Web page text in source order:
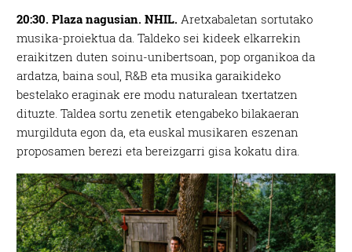
20:30. Plaza nagusian. NHIL. Aretxabaletan sortutako
musika-proiektua da. Taldeko sei kideek elkarrekin
eraikitzen duten soinu-unibertsoan, pop organikoa da
ardatza, baina soul, R&B eta musika garaikideko
bestelako eraginak ere modu naturalean txertatzen
dituzte. Taldea sortu zenetik etengabeko bilakaeran
murgilduta egon da, eta euskal musikaren eszenan
proposamen berezi eta bereizgarri gisa kokatu dira.